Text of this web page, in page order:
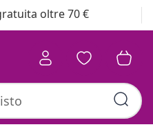
oltre 70 €